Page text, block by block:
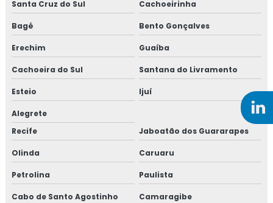
Santa Cruz do Sul Cachoeirinha
Bagé Bento Gonçalves
Erechim Guaíba
Cachoeira do Sul Santana do Livramento
Esteio Ijuí
Alegrete
Recife
Jaboatão dos Guararapes
Olinda Caruaru
Petrolina Paulista
Cabo de Santo Agostinho Camaragibe